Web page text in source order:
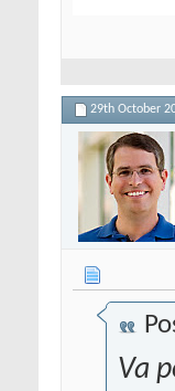
29th October
Va